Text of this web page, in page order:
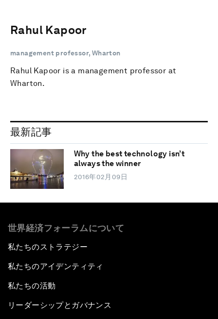
Rahul Kapoor
management professor, Wharton
Rahul Kapoor is a management professor at
Wharton.
最新記事
Why the best technology isn’t
always the winner
2016年02月09日
世界経済フォーラムについて
私たちのストラテジー
私たちのアイデンティティ
私たちの活動
リーダーシップとガバナンス